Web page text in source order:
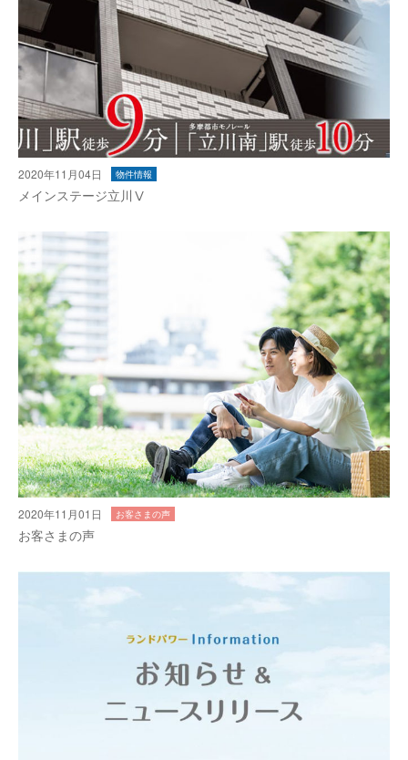
メインステージ立川Ⅴ
2020年11月04日 物件情報
お客さまの声
2020年11月01日 お客さまの声